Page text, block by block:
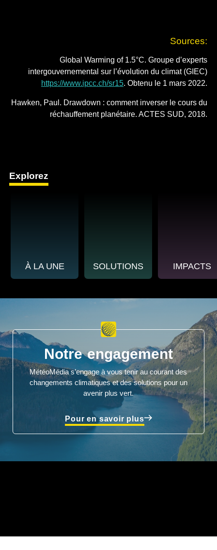
Sources:
Global Warming of 1.5°C. Groupe d’experts
intergouvernemental sur l’évolution du climat (GIEC)
https://www.ipcc.ch/sr15. Obtenu le 1 mars 2022.
Hawken, Paul. Drawdown : comment inverser le cours du
réchauffement planétaire. ACTES SUD, 2018.
Explorez
À LA UNE SOLUTIONS IMPACTS
Notre engagement
MétéoMédia s’engage à vous tenir au courant des
changements climatiques et des solutions pour un
avenir plus vert.
Pour en savoir plus